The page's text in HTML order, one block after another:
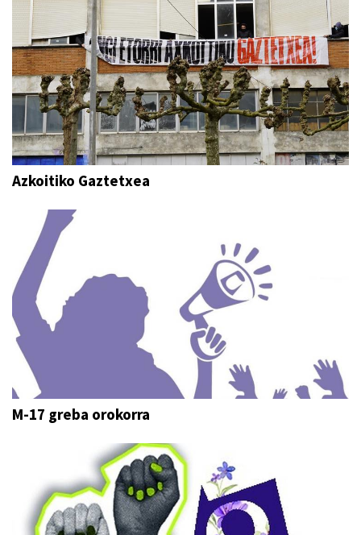
Azkoitiko Gaztetxea
M-17 greba orokorra